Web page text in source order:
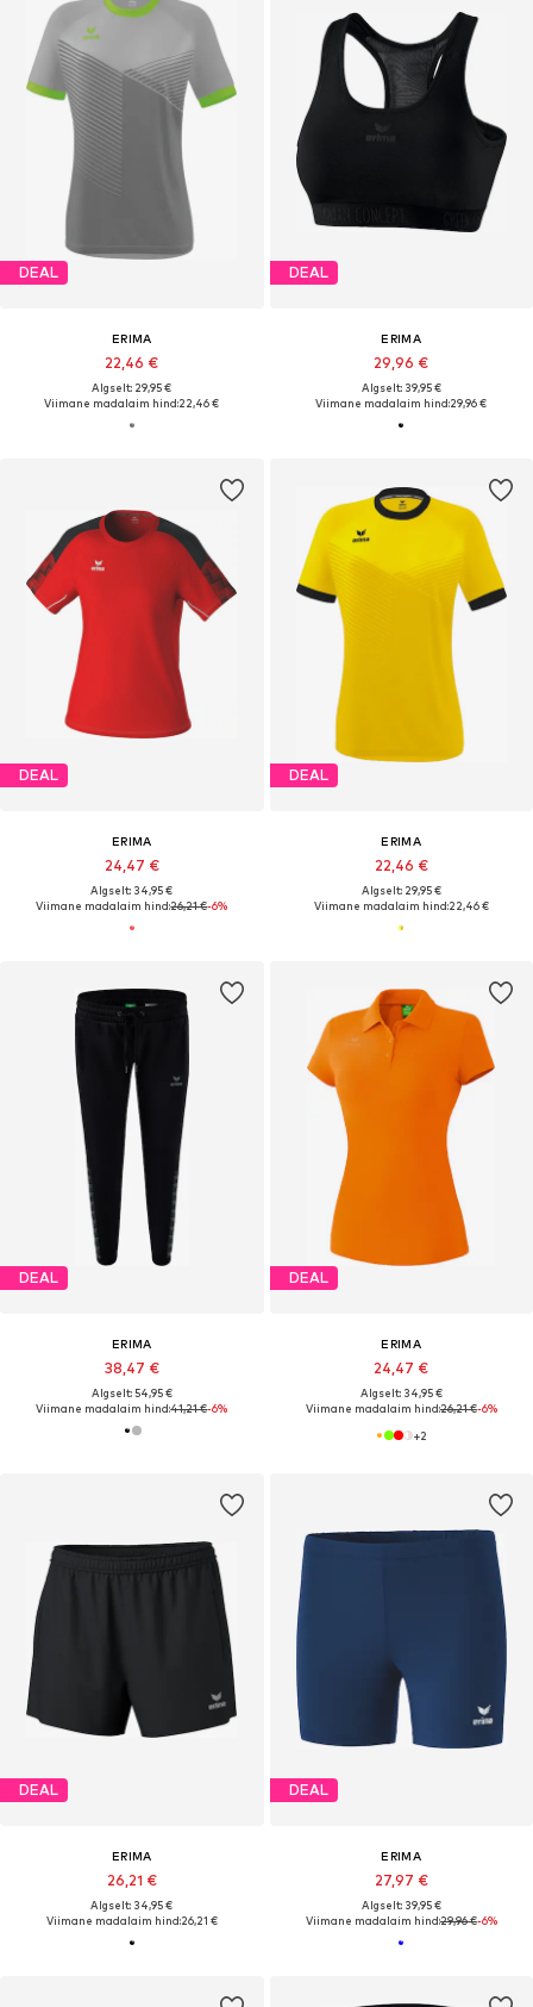
DEAL
ERIMA
22,46 €
Algselt: 29,95 €
Viimane madalaim hind:22,46 €
DEAL
ERIMA
29,96 €
Algselt: 39,95 €
Viimane madalaim hind:29,96 €
DEAL
ERIMA
24,47 €
Algselt: 34,95 €
Viimane madalaim hind:26,21 €-6%
DEAL
ERIMA
22,46 €
Algselt: 29,95 €
Viimane madalaim hind:22,46 €
DEAL
ERIMA
38,47 €
Algselt: 54,95 €
Viimane madalaim hind:41,21 €-6%
DEAL
ERIMA
24,47 €
Algselt: 34,95 €
Viimane madalaim hind:26,21 €-6%
+2
DEAL
ERIMA
26,21 €
Algselt: 34,95 €
Viimane madalaim hind:26,21 €
DEAL
ERIMA
27,97 €
Algselt: 39,95 €
Viimane madalaim hind:29,96 €-6%